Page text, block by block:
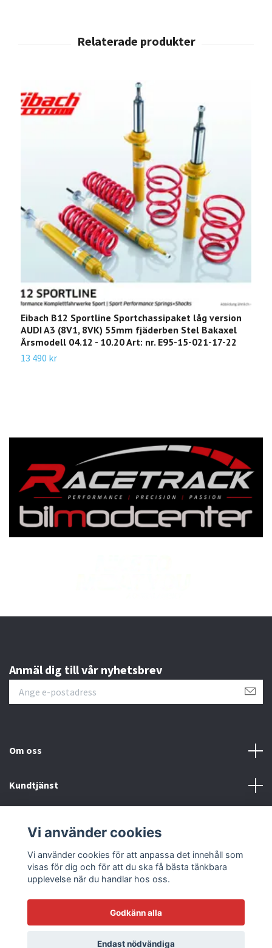
Eibach B12 Sportline Sportchassipaket låg version
AUDI A3 (8V1, 8VK) 55mm fjäderben Stel Bakaxel
Årsmodell 04.12 - 10.20 Art: nr. E95-15-021-17-22
13 490 kr
Anmäl dig till vår nyhetsbrev
Om oss
Kundtjänst
Sociala medier
© 2026 Racetrack by Bilmodecenter - EST 1979
Vi använder cookies
Vi använder cookies för att anpassa det innehåll som
visas för dig och för att du ska få bästa tänkbara
upplevelse när du handlar hos oss.
Godkänn alla
Endast nödvändiga